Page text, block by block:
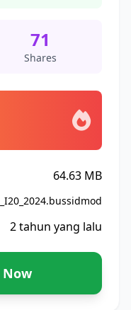
71
Shares
64.63 MB
2 tahun yang lalu